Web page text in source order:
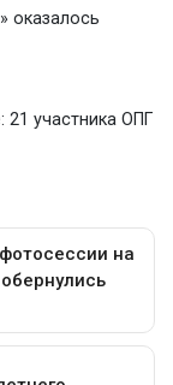
оказалось
участника ОПГ